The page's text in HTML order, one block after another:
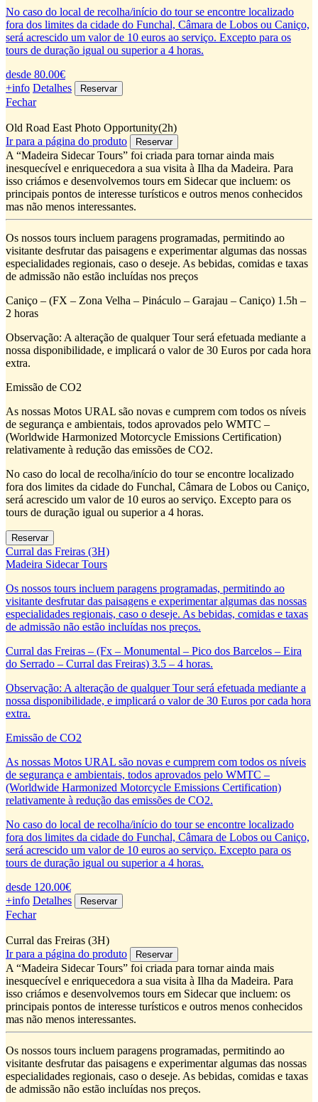
No caso do local de recolha/início do tour se encontre localizado
fora dos limites da cidade do Funchal, Câmara de Lobos ou Caniço,
será acrescido um valor de 10 euros ao serviço. Excepto para os
tours de duração igual ou superior a 4 horas.
desde 80.00€
+info Detalhes
Fechar
Old Road East Photo Opportunity(2h)
Ir para a página do produto
A “Madeira Sidecar Tours” foi criada para tornar ainda mais
inesquecível e enriquecedora a sua visita à Ilha da Madeira. Para
isso criámos e desenvolvemos tours em Sidecar que incluem: os
principais pontos de interesse turísticos e outros menos conhecidos
mas não menos interessantes.
Os nossos tours incluem paragens programadas, permitindo ao
visitante desfrutar das paisagens e experimentar algumas das nossas
especialidades regionais, caso o deseje. As bebidas, comidas e taxas
de admissão não estão incluídas nos preços
Caniço – (FX – Zona Velha – Pináculo – Garajau – Caniço) 1.5h –
2 horas
Observação: A alteração de qualquer Tour será efetuada mediante a
nossa disponibilidade, e implicará o valor de 30 Euros por cada hora
extra.
Emissão de CO2
As nossas Motos URAL são novas e cumprem com todos os níveis
de segurança e ambientais, todos aprovados pelo WMTC –
(Worldwide Harmonized Motorcycle Emissions Certification)
relativamente à redução das emissões de CO2.
No caso do local de recolha/início do tour se encontre localizado
fora dos limites da cidade do Funchal, Câmara de Lobos ou Caniço,
será acrescido um valor de 10 euros ao serviço. Excepto para os
tours de duração igual ou superior a 4 horas.
Curral das Freiras (3H)
Madeira Sidecar Tours
Os nossos tours incluem paragens programadas, permitindo ao
visitante desfrutar das paisagens e experimentar algumas das nossas
especialidades regionais, caso o deseje. As bebidas, comidas e taxas
de admissão não estão incluídas nos preços.
Curral das Freiras – (Fx – Monumental – Pico dos Barcelos – Eira
do Serrado – Curral das Freiras) 3.5 – 4 horas.
Observação: A alteração de qualquer Tour será efetuada mediante a
nossa disponibilidade, e implicará o valor de 30 Euros por cada hora
extra.
Emissão de CO2
As nossas Motos URAL são novas e cumprem com todos os níveis
de segurança e ambientais, todos aprovados pelo WMTC –
(Worldwide Harmonized Motorcycle Emissions Certification)
relativamente à redução das emissões de CO2.
No caso do local de recolha/início do tour se encontre localizado
fora dos limites da cidade do Funchal, Câmara de Lobos ou Caniço,
será acrescido um valor de 10 euros ao serviço. Excepto para os
tours de duração igual ou superior a 4 horas.
desde 120.00€
+info Detalhes
Fechar
Curral das Freiras (3H)
Ir para a página do produto
A “Madeira Sidecar Tours” foi criada para tornar ainda mais
inesquecível e enriquecedora a sua visita à Ilha da Madeira. Para
isso criámos e desenvolvemos tours em Sidecar que incluem: os
principais pontos de interesse turísticos e outros menos conhecidos
mas não menos interessantes.
Os nossos tours incluem paragens programadas, permitindo ao
visitante desfrutar das paisagens e experimentar algumas das nossas
especialidades regionais, caso o deseje. As bebidas, comidas e taxas
de admissão não estão incluídas nos preços.